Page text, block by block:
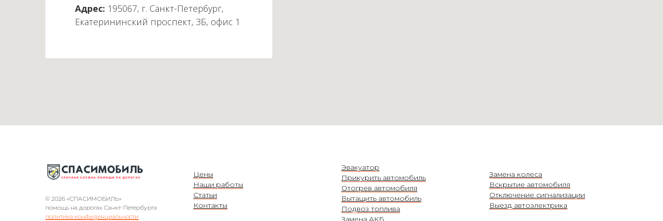
Адрес: 195067, г. Санкт-Петербург,
Екатерининский проспект, 3Б, офис 1
© 2026 «СПАСИМОБИЛЬ»
помощь на дорогах Санкт-Петербурга
политика конфиденциальности
Цены
Наши работы
Статьи
Контакты
Эвакуатор
Прикурить автомобиль
Отогрев автомобиля
Вытащить автомобиль
Подвоз топлива
Замена АКБ
Замена колеса
Вскрытие автомобиля
Отключение сигнализации
Выезд автоэлектрика